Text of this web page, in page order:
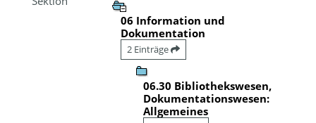
06 Information und
Dokumentation
2 Einträge
06.30 Bibliothekswesen,
Dokumentationswesen:
Allgemeines